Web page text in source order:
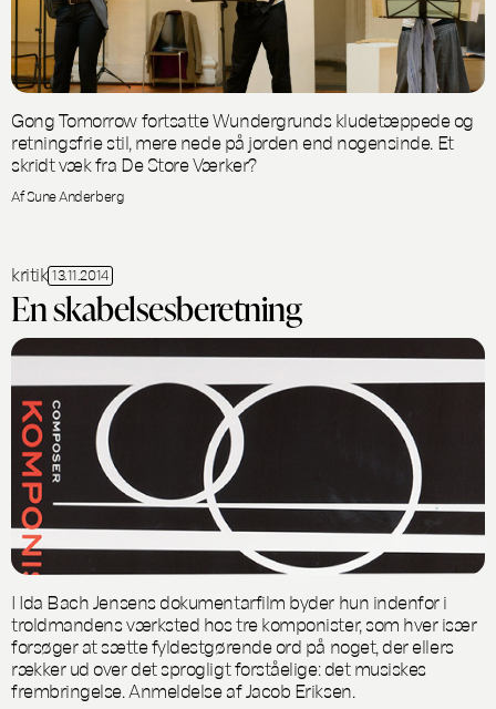
Gong Tomorrow fortsatte Wundergrunds kludetæppede og
retningsfrie stil, mere nede på jorden end nogensinde. Et
skridt væk fra De Store Værker?
Af Sune Anderberg
kritik 13.11.2014
En skabelsesberetning
I Ida Bach Jensens dokumentarfilm byder hun indenfor i
troldmandens værksted hos tre komponister, som hver især
forsøger at sætte fyldestgørende ord på noget, der ellers
rækker ud over det sprogligt forståelige: det musiskes
frembringelse. Anmeldelse af Jacob Eriksen.